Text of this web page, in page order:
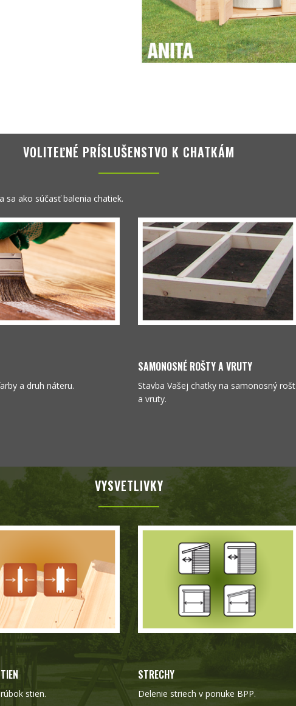
VOLITEĽNÉ PRÍSLUŠENSTVO K CHATKÁM
sa ako súčasť balenia chatiek.
a druh náteru.
SAMONOSNÉ ROŠTY A VRUTY
Stavba Vašej chatky na samonosný rošt
a vruty.
VYSVETLIVKY
stien.
STRECHY
Delenie striech v ponuke BPP.